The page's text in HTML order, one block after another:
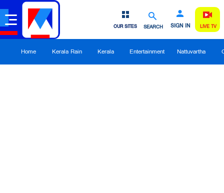
SEARCH SIGN IN
OUR SITES LIVE TV
Home Kerala Rain Kerala Entertainment Nattuvartha